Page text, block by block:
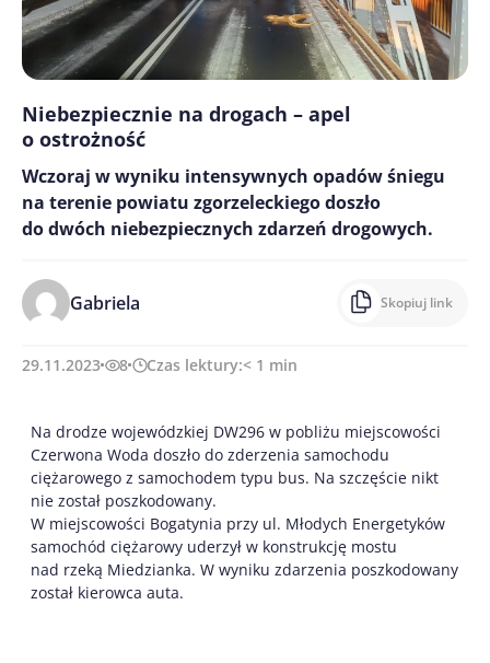
Niebezpiecznie na drogach – apel
o ostrożność
Wczoraj w wyniku intensywnych opadów śniegu
na terenie powiatu zgorzeleckiego doszło
do dwóch niebezpiecznych zdarzeń drogowych.
Gabriela Skopiuj link
29.11.2023 8 Czas lektury:< 1 min
Na drodze wojewódzkiej DW296 w pobliżu miejscowości
Czerwona Woda doszło do zderzenia samochodu
ciężarowego z samochodem typu bus. Na szczęście nikt
nie został poszkodowany.
W miejscowości Bogatynia przy ul. Młodych Energetyków
samochód ciężarowy uderzył w konstrukcję mostu
nad rzeką Miedzianka. W wyniku zdarzenia poszkodowany
został kierowca auta.